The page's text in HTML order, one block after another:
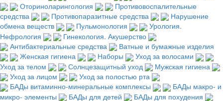
Оториноларингология
Противовоспалительные
средства
Противопаразитные средства
Нарушение
обмена веществ
Пульмонология
Урология.
Нефрология
Гинекология. Акушерство
Антибактериальные средства
Ватные и бумажные изделия
Женская гигиена
Наборы
Уход за волосами
Уход за телом
Солнцезащитный уход
Мужская гигиена
Уход за лицом
Уход за полостью рта
БАДы витаминно-минеральные комплексы
БАДы макро- и
микро- элементы
БАДы для детей
БАДы для похудения